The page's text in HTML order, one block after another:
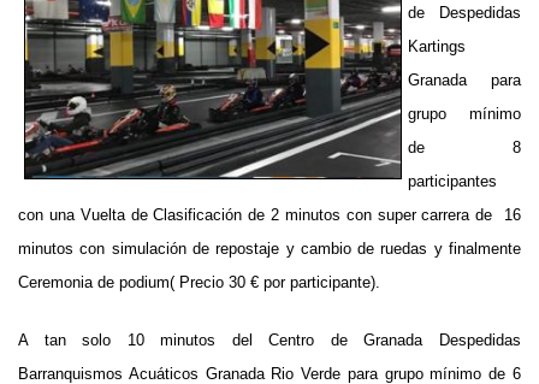
de Despedidas
Kartings
Granada para
grupo mínimo
de 8
participantes
con una Vuelta de Clasificación de 2 minutos con super carrera de 16
minutos con simulación de repostaje y cambio de ruedas y finalmente
Ceremonia de podium( Precio 30 € por participante).
A tan solo 10 minutos del Centro de Granada Despedidas
Barranquismos Acuáticos Granada Rio Verde para grupo mínimo de 6